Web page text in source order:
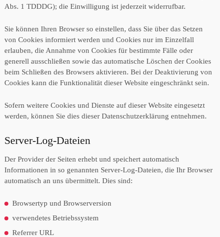
Abs. 1 TDDDG); die Einwilligung ist jederzeit widerrufbar.
Sie können Ihren Browser so einstellen, dass Sie über das Setzen
von Cookies informiert werden und Cookies nur im Einzelfall
erlauben, die Annahme von Cookies für bestimmte Fälle oder
generell ausschließen sowie das automatische Löschen der Cookies
beim Schließen des Browsers aktivieren. Bei der Deaktivierung von
Cookies kann die Funktionalität dieser Website eingeschränkt sein.
Sofern weitere Cookies und Dienste auf dieser Website eingesetzt
werden, können Sie dies dieser Datenschutzerklärung entnehmen.
Server-Log-Dateien
Der Provider der Seiten erhebt und speichert automatisch
Informationen in so genannten Server-Log-Dateien, die Ihr Browser
automatisch an uns übermittelt. Dies sind:
Browsertyp und Browserversion
verwendetes Betriebssystem
Referrer URL